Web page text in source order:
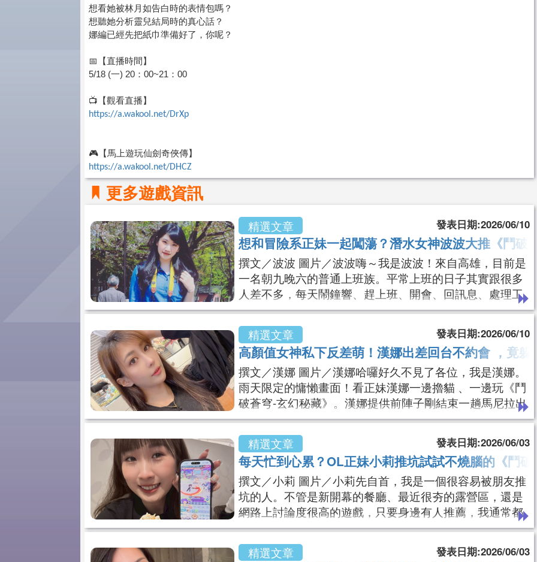
想看她被林月如告白時的表情包嗎？
想聽她分析靈兒結局時的真心話？
娜編已經先把紙巾準備好了，你呢？
📅
【直播時間】
5/18 (一) 20：00~21：00
📺 【觀看直播】
https://a.wakool.net/DrXp
🎮【馬上遊玩仙劍奇俠傳】
https://a.wakool.net/DHCZ
更多遊戲資訊
精選文章 發表日期:2026/06/10
想和冒險系正妹一起闖蕩？潛水女神波波大推《鬥破
撰文／波波 圖片／波波嗨～我是波波！來自高雄，目前是
一名朝九晚六的普通上班族。平常上班的日子其實跟很多
人差不多，每天鬧鐘響、趕上班、開會、回訊息、處理工
作，然後一轉眼又到了下班時間。陽光潛水女神「波波」
私下大反差！下班不潛水，竟然躲在沙發瘋玩《鬥破蒼穹-
玄幻秘藏》。波波提供雖然生活規律，但我其實是個很愛
往外跑的人。只要有假期，我幾乎不太會待在家裡。朋友
都說我有兩種人格。平日是認真上班的社畜，假日是
精選文章 發表日期:2026/06/10
高顏值女神私下反差萌！漢娜出差回台不約會 ，竟躲
撰文／漢娜 圖片／漢娜哈囉好久不見了各位，我是漢娜。
雨天限定的慵懶畫面！看正妹漢娜一邊擼貓 、一邊玩《鬥
破蒼穹-玄幻秘藏》。漢娜提供前陣子剛結束一趟馬尼拉出
差，終於回到台灣了。原本以為回來之後會馬上安排跟姐
妹聚聚、逛街，或是規劃下一趟旅行，沒想到迎接我的卻
是台北連續好幾天的陰雨天氣。每天早上拉開窗簾，看到
灰濛濛的天空和濕漉漉的街道，原本想出門走走的念頭也
瞬間消失了一半。對於喜歡旅行的人來說，不能出
精選文章 發表日期:2026/06/03
每天忙到心累？OL正妹小莉推坑試試不燒腦的《鬥破
撰文／小莉 圖片／小莉先自首，我是一個很容易被朋友推
坑的人。不管是新開幕的餐廳、最近很夯的露營區，還是
網路上討論度很高的遊戲，只要身邊有人推薦，我通常都
會忍不住跑去看看。然後最後的結果往往都是「好啦，真
的不錯啦！」最近讓我默默入坑的，就是《鬥破蒼穹－玄
幻秘藏》！不過在分享遊戲之前，先來聊聊我自己吧！每
精選文章 發表日期:2026/06/03